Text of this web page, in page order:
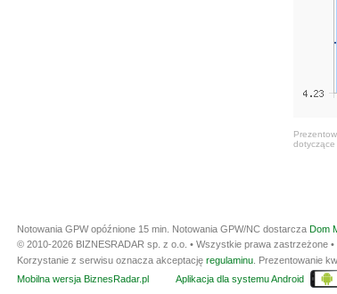
dotyczące
Notowania GPW opóźnione 15 min. Notowania GPW/NC dostarcza Dom
© 2010-2026 BIZNESRADAR sp. z o.o. • Wszystkie prawa zastrzeżone •
Korzystanie z serwisu oznacza akceptację regulaminu . Prezentowanie
Mobilna wersja BiznesRadar.pl
Aplikacja dla systemu Android